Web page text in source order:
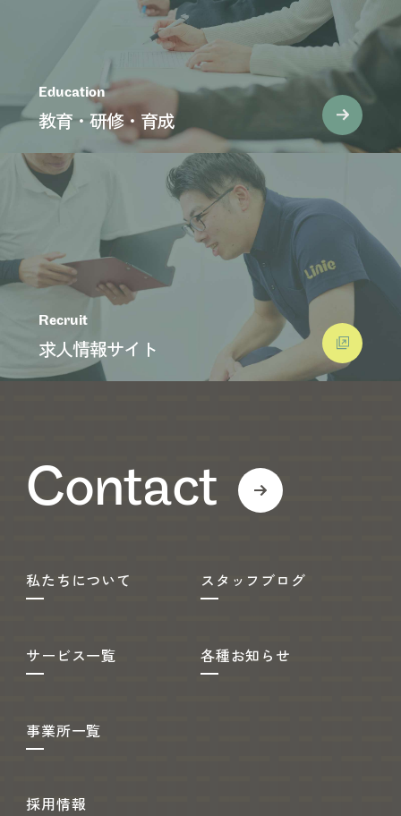
Education
教育・研修・育成
Recruit
求人情報サイト
Contact
私たちについて
サービス一覧
事業所一覧
スタッフブログ
各種お知らせ
採用情報